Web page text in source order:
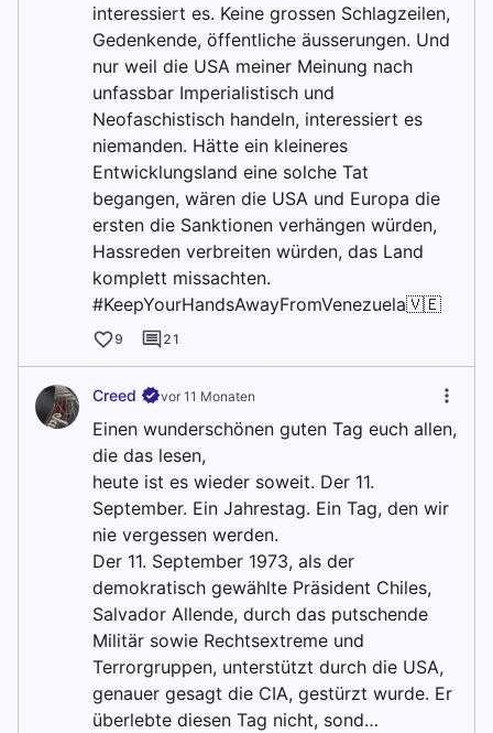
interessiert es. Keine grossen Schlagzeilen,
Gedenkende, öffentliche äusserungen. Und
nur weil die USA meiner Meinung nach
unfassbar Imperialistisch und
Neofaschistisch handeln, interessiert es
niemanden. Hätte ein kleineres
Entwicklungsland eine solche Tat
begangen, wären die USA und Europa die
ersten die Sanktionen verhängen würden,
Hassreden verbreiten würden, das Land
komplett missachten.
#KeepYourHandsAwayFromVenezuela🇻🇪
9 21
Creed vor 11 Monaten
Einen wunderschönen guten Tag euch allen,
die das lesen,
heute ist es wieder soweit. Der 11.
September. Ein Jahrestag. Ein Tag, den wir
nie vergessen werden.
Der 11. September 1973, als der
demokratisch gewählte Präsident Chiles,
Salvador Allende, durch das putschende
Militär sowie Rechtsextreme und
Terrorgruppen, unterstützt durch die USA,
genauer gesagt die CIA, gestürzt wurde. Er
überlebte diesen Tag nicht, sond…